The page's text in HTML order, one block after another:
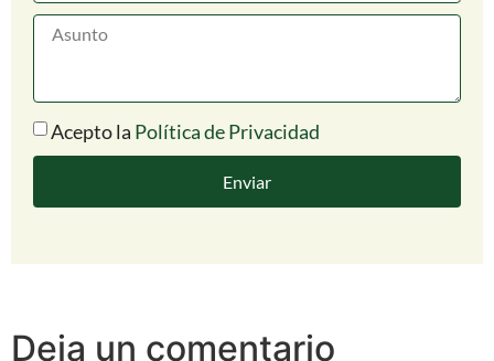
Acepto la Política de Privacidad
Enviar
Deja un comentario